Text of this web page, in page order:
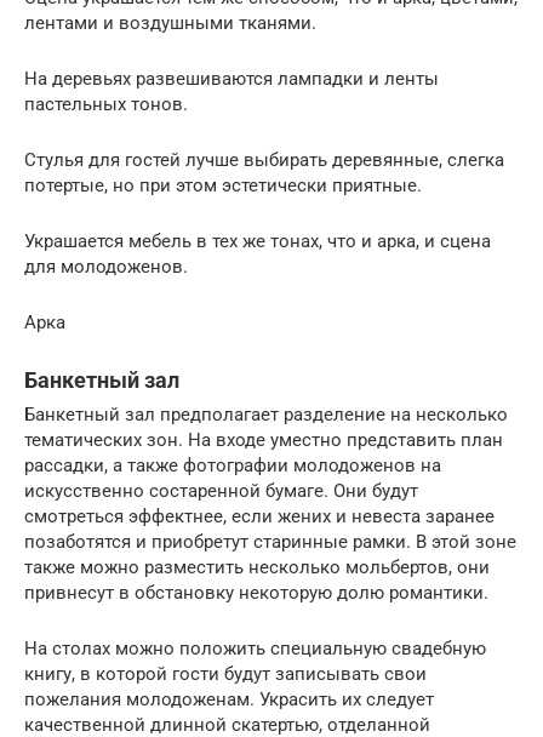
лентами и воздушными тканями.
На деревьях развешиваются лампадки и ленты
пастельных тонов.
Стулья для гостей лучше выбирать деревянные, слегка
потертые, но при этом эстетически приятные.
Украшается мебель в тех же тонах, что и арка, и сцена
для молодоженов.
Арка
Банкетный зал
Банкетный зал предполагает разделение на несколько
тематических зон. На входе уместно представить план
рассадки, а также фотографии молодоженов на
искусственно состаренной бумаге. Они будут
смотреться эффектнее, если жених и невеста заранее
позаботятся и приобретут старинные рамки. В этой зоне
также можно разместить несколько мольбертов, они
привнесут в обстановку некоторую долю романтики.
На столах можно положить специальную свадебную
книгу, в которой гости будут записывать свои
пожелания молодоженам. Украсить их следует
качественной длинной скатертью, отделанной